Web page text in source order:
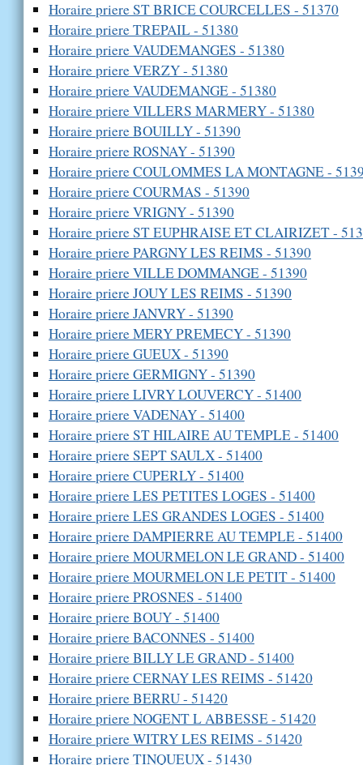
Horaire priere ST BRICE COURCELLES - 51370
Horaire priere TREPAIL - 51380
Horaire priere VAUDEMANGES - 51380
Horaire priere VERZY - 51380
Horaire priere VAUDEMANGE - 51380
Horaire priere VILLERS MARMERY - 51380
Horaire priere BOUILLY - 51390
Horaire priere ROSNAY - 51390
Horaire priere COULOMMES LA MONTAGNE -
Horaire priere COURMAS - 51390
Horaire priere VRIGNY - 51390
Horaire priere ST EUPHRAISE ET CLAIRIZET -
Horaire priere PARGNY LES REIMS - 51390
Horaire priere VILLE DOMMANGE - 51390
Horaire priere JOUY LES REIMS - 51390
Horaire priere JANVRY - 51390
Horaire priere MERY PREMECY - 51390
Horaire priere GUEUX - 51390
Horaire priere GERMIGNY - 51390
Horaire priere LIVRY LOUVERCY - 51400
Horaire priere VADENAY - 51400
Horaire priere ST HILAIRE AU TEMPLE - 51400
Horaire priere SEPT SAULX - 51400
Horaire priere CUPERLY - 51400
Horaire priere LES PETITES LOGES - 51400
Horaire priere LES GRANDES LOGES - 51400
Horaire priere DAMPIERRE AU TEMPLE - 51400
Horaire priere MOURMELON LE GRAND - 51400
Horaire priere MOURMELON LE PETIT - 51400
Horaire priere PROSNES - 51400
Horaire priere BOUY - 51400
Horaire priere BACONNES - 51400
Horaire priere BILLY LE GRAND - 51400
Horaire priere CERNAY LES REIMS - 51420
Horaire priere BERRU - 51420
Horaire priere NOGENT L ABBESSE - 51420
Horaire priere WITRY LES REIMS - 51420
Horaire priere TINQUEUX - 51430